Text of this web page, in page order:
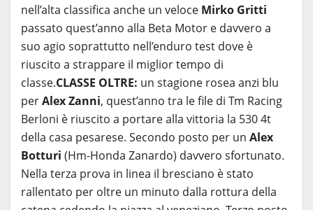
nell’alta classifica anche un veloce Mirko Gritti
passato quest’anno alla Beta Motor e davvero a
suo agio soprattutto nell’enduro test dove è
riuscito a strappare il miglior tempo di
classe.CLASSE OLTRE: un stagione rosea anzi blu
perAlex Zanni, quest’anno tra le file di Tm Racing
Berloni è riuscito a portare alla vittoria la 530 4t
della casa pesarese. Secondo posto per un Alex
Botturi (Hm-Honda Zanardo) davvero sfortunato.
Nella terza prova in linea il bresciano è stato
rallentato per oltre un minuto dalla rottura della